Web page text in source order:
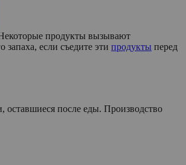
продукты вызывают
если съедите эти продукты перед
после еды. Производство